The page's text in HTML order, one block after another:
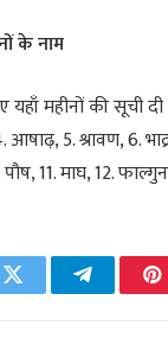
के नाम
महीनों की सूची
आषाढ़, 5. श्रावण, 6.
पौष, 11. माघ, 12.
Twitter Telegram